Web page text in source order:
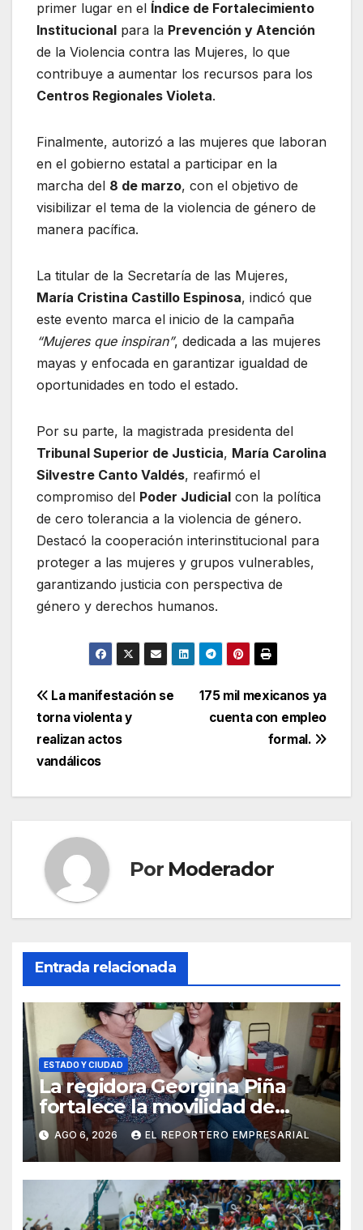
primer lugar en el Índice de Fortalecimiento
Institucional para la Prevención y Atención
de la Violencia contra las Mujeres, lo que
contribuye a aumentar los recursos para los
Centros Regionales Violeta.
Finalmente, autorizó a las mujeres que laboran
en el gobierno estatal a participar en la
marcha del 8 de marzo, con el objetivo de
visibilizar el tema de la violencia de género de
manera pacífica.
La titular de la Secretaría de las Mujeres,
María Cristina Castillo Espinosa, indicó que
este evento marca el inicio de la campaña
“Mujeres que inspiran”, dedicada a las mujeres
mayas y enfocada en garantizar igualdad de
oportunidades en todo el estado.
Por su parte, la magistrada presidenta del
Tribunal Superior de Justicia, María Carolina
Silvestre Canto Valdés, reafirmó el
compromiso del Poder Judicial con la política
de cero tolerancia a la violencia de género.
Destacó la cooperación interinstitucional para
proteger a las mujeres y grupos vulnerables,
garantizando justicia con perspectiva de
género y derechos humanos.
Navegación
de
entradas
175 mil mexicanos ya
cuenta con empleo
formal.
La manifestación se
torna violenta y
realizan actos
vandálicos
Por Moderador
Entrada relacionada
ESTADO Y CIUDAD
La regidora Georgina Piña
fortalece la movilidad de
adultos mayores con la
entrega de aparatos
ortopédicos
AGO 6, 2026 EL REPORTERO EMPRESARIAL